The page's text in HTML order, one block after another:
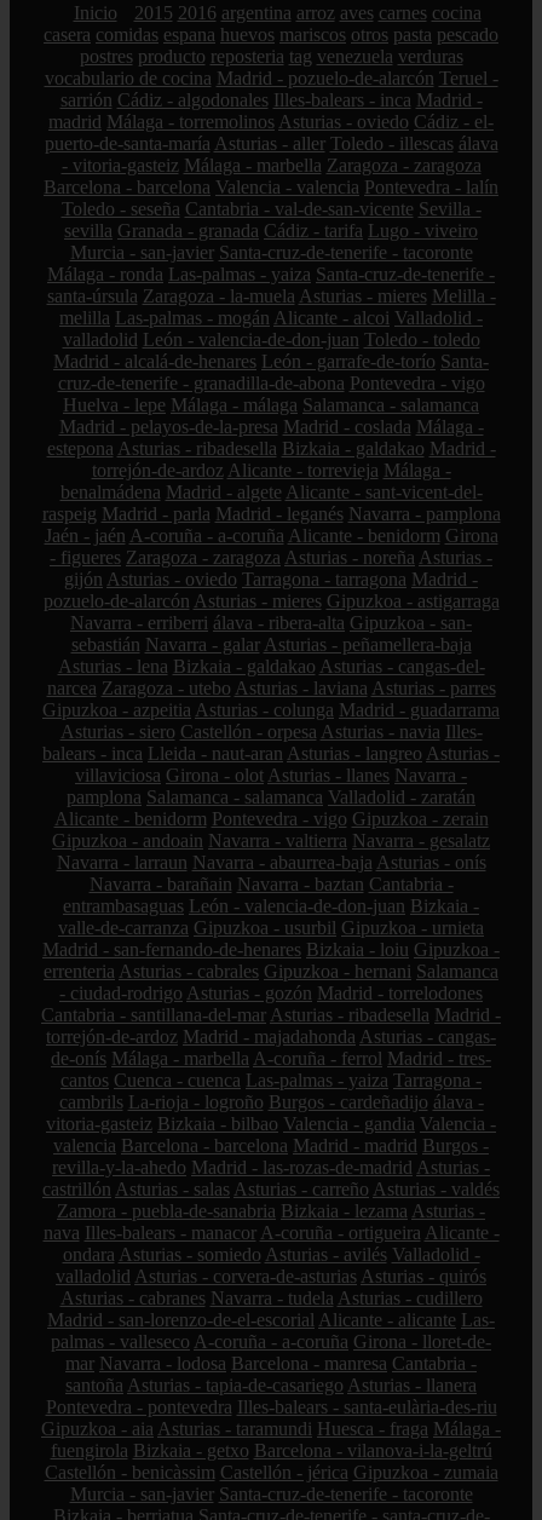
Inicio 2015 2016 argentina arroz aves carnes cocina
casera comidas espana huevos mariscos otros pasta pescado
postres producto reposteria tag venezuela verduras
vocabulario de cocina Madrid - pozuelo-de-alarcón Teruel -
sarrión Cádiz - algodonales Illes-balears - inca Madrid -
madrid Málaga - torremolinos Asturias - oviedo Cádiz - el-
puerto-de-santa-maría Asturias - aller Toledo - illescas álava
- vitoria-gasteiz Málaga - marbella Zaragoza - zaragoza
Barcelona - barcelona Valencia - valencia Pontevedra - lalín
Toledo - seseña Cantabria - val-de-san-vicente Sevilla -
sevilla Granada - granada Cádiz - tarifa Lugo - viveiro
Murcia - san-javier Santa-cruz-de-tenerife - tacoronte
Málaga - ronda Las-palmas - yaiza Santa-cruz-de-tenerife -
santa-úrsula Zaragoza - la-muela Asturias - mieres Melilla -
melilla Las-palmas - mogán Alicante - alcoi Valladolid -
valladolid León - valencia-de-don-juan Toledo - toledo
Madrid - alcalá-de-henares León - garrafe-de-torío Santa-
cruz-de-tenerife - granadilla-de-abona Pontevedra - vigo
Huelva - lepe Málaga - málaga Salamanca - salamanca
Madrid - pelayos-de-la-presa Madrid - coslada Málaga -
estepona Asturias - ribadesella Bizkaia - galdakao Madrid -
torrejón-de-ardoz Alicante - torrevieja Málaga -
benalmádena Madrid - algete Alicante - sant-vicent-del-
raspeig Madrid - parla Madrid - leganés Navarra - pamplona
Jaén - jaén A-coruña - a-coruña Alicante - benidorm Girona
- figueres Zaragoza - zaragoza Asturias - noreña Asturias -
gijón Asturias - oviedo Tarragona - tarragona Madrid -
pozuelo-de-alarcón Asturias - mieres Gipuzkoa - astigarraga
Navarra - erriberri álava - ribera-alta Gipuzkoa - san-
sebastián Navarra - galar Asturias - peñamellera-baja
Asturias - lena Bizkaia - galdakao Asturias - cangas-del-
narcea Zaragoza - utebo Asturias - laviana Asturias - parres
Gipuzkoa - azpeitia Asturias - colunga Madrid - guadarrama
Asturias - siero Castellón - orpesa Asturias - navia Illes-
balears - inca Lleida - naut-aran Asturias - langreo Asturias -
villaviciosa Girona - olot Asturias - llanes Navarra -
pamplona Salamanca - salamanca Valladolid - zaratán
Alicante - benidorm Pontevedra - vigo Gipuzkoa - zerain
Gipuzkoa - andoain Navarra - valtierra Navarra - gesalatz
Navarra - larraun Navarra - abaurrea-baja Asturias - onís
Navarra - barañain Navarra - baztan Cantabria -
entrambasaguas León - valencia-de-don-juan Bizkaia -
valle-de-carranza Gipuzkoa - usurbil Gipuzkoa - urnieta
Madrid - san-fernando-de-henares Bizkaia - loiu Gipuzkoa -
errenteria Asturias - cabrales Gipuzkoa - hernani Salamanca
- ciudad-rodrigo Asturias - gozón Madrid - torrelodones
Cantabria - santillana-del-mar Asturias - ribadesella Madrid -
torrejón-de-ardoz Madrid - majadahonda Asturias - cangas-
de-onís Málaga - marbella A-coruña - ferrol Madrid - tres-
cantos Cuenca - cuenca Las-palmas - yaiza Tarragona -
cambrils La-rioja - logroño Burgos - cardeñadijo álava -
vitoria-gasteiz Bizkaia - bilbao Valencia - gandia Valencia -
valencia Barcelona - barcelona Madrid - madrid Burgos -
revilla-y-la-ahedo Madrid - las-rozas-de-madrid Asturias -
castrillón Asturias - salas Asturias - carreño Asturias - valdés
Zamora - puebla-de-sanabria Bizkaia - lezama Asturias -
nava Illes-balears - manacor A-coruña - ortigueira Alicante -
ondara Asturias - somiedo Asturias - avilés Valladolid -
valladolid Asturias - corvera-de-asturias Asturias - quirós
Asturias - cabranes Navarra - tudela Asturias - cudillero
Madrid - san-lorenzo-de-el-escorial Alicante - alicante Las-
palmas - valleseco A-coruña - a-coruña Girona - lloret-de-
mar Navarra - lodosa Barcelona - manresa Cantabria -
santoña Asturias - tapia-de-casariego Asturias - llanera
Pontevedra - pontevedra Illes-balears - santa-eulària-des-riu
Gipuzkoa - aia Asturias - taramundi Huesca - fraga Málaga -
fuengirola Bizkaia - getxo Barcelona - vilanova-i-la-geltrú
Castellón - benicàssim Castellón - jérica Gipuzkoa - zumaia
Murcia - san-javier Santa-cruz-de-tenerife - tacoronte
Bizkaia - berriatua Santa-cruz-de-tenerife - santa-cruz-de-